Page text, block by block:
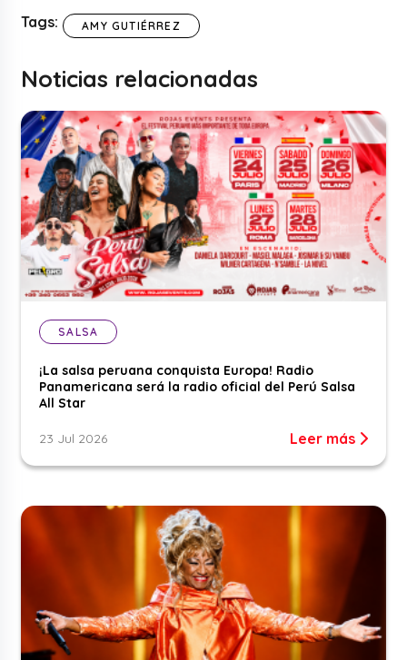
Tags: AMY GUTIÉRREZ
Noticias relacionadas
SALSA
¡La salsa peruana conquista Europa! Radio
Panamericana será la radio oficial del Perú Salsa
All Star
23 Jul 2026 Leer más